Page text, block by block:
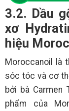
3.2. Dầu
xơ
hiệu
Moroccanoil là
sóc tóc và cơ
bởi bà Carmen
phẩm của